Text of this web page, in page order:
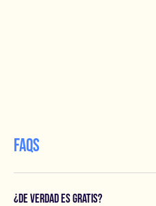
FAQs
¿De Verdad Es Gratis?